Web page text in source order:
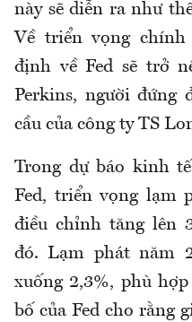
này sẽ diễn ra như
Về triển vọng chính
định về Fed sẽ trở
Perkins, người đứng
cầu của công ty TS
Trong dự báo kinh
Fed, triển vọng lạm
điều chỉnh tăng lên
đó. Lạm phát năm
xuống 2,3%, phù
bố của Fed cho rằng